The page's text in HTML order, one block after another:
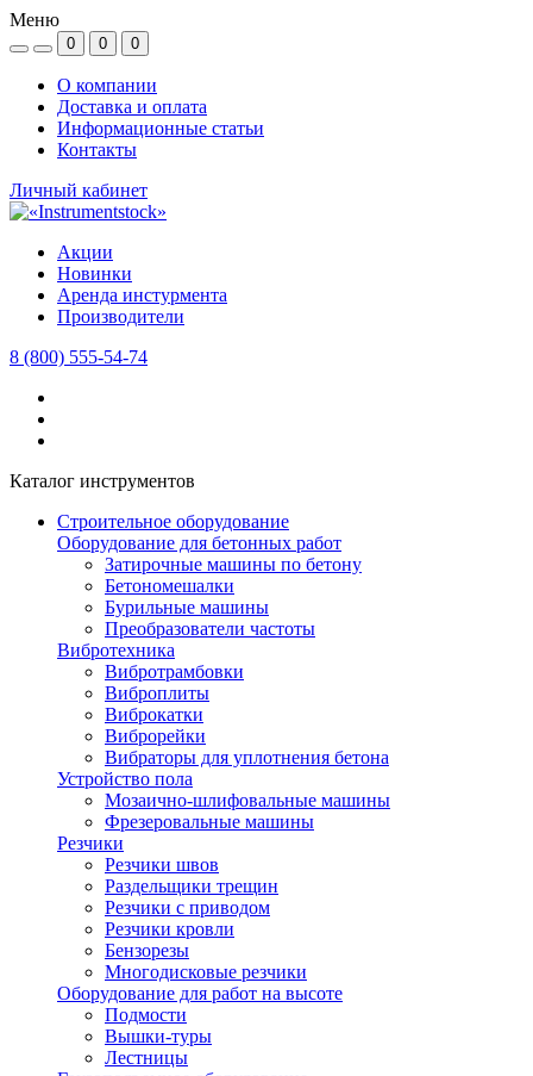
Меню
0 0 0
О компании
Доставка и оплата
Информационные статьи
Контакты
Личный кабинет
Акции
Новинки
Аренда инстурмента
Производители
8 (800) 555-54-74
Каталог инструментов
Строительное оборудование
Оборудование для бетонных работ
Затирочные машины по бетону
Бетономешалки
Бурильные машины
Преобразователи частоты
Вибротехника
Вибротрамбовки
Виброплиты
Виброкатки
Виброрейки
Вибраторы для уплотнения бетона
Устройство пола
Мозаично-шлифовальные машины
Фрезеровальные машины
Резчики
Резчики швов
Раздельщики трещин
Резчики с приводом
Резчики кровли
Бензорезы
Многодисковые резчики
Оборудование для работ на высоте
Подмости
Вышки-туры
Лестницы